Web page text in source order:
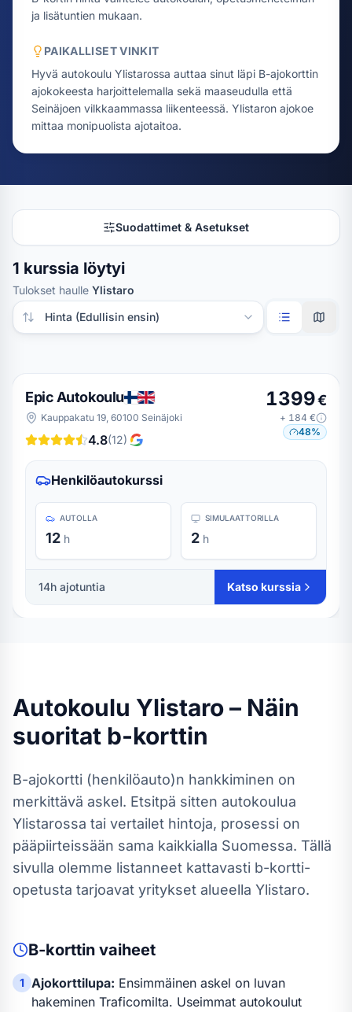
ja lisätuntien mukaan.
PAIKALLISET VINKIT
Hyvä autokoulu Ylistarossa auttaa sinut läpi B-ajokorttin
ajokokeesta harjoittelemalla sekä maaseudulla että
Seinäjoen vilkkaammassa liikenteessä. Ylistaron ajokoe
mittaa monipuolista ajotaitoa.
Suodattimet & Asetukset
1 kurssia löytyi
Tulokset haulle Ylistaro
Järjestä tulokset
Epic Autokoulu
Kauppakatu 19, 60100 Seinäjoki
4.8(12)
1399€
+ 184 €
48%
Henkilöautokurssi
AUTOLLA
12 h
SIMULAATTORILLA
2 h
14h ajotuntia Katso kurssia
Autokoulu Ylistaro– Näin
suoritat b-korttin
B-ajokortti (henkilöauto)n hankkiminen on
merkittävä askel. Etsitpä sitten autokoulua
Ylistarossa tai vertailet hintoja, prosessi on
pääpiirteissään sama kaikkialla Suomessa. Tällä
sivulla olemme listanneet kattavasti b-kortti-
opetusta tarjoavat yritykset alueella Ylistaro.
B-korttin vaiheet
1 Ajokorttilupa: Ensimmäinen askel on luvan
hakeminen Traficomilta. Useimmat autokoulut